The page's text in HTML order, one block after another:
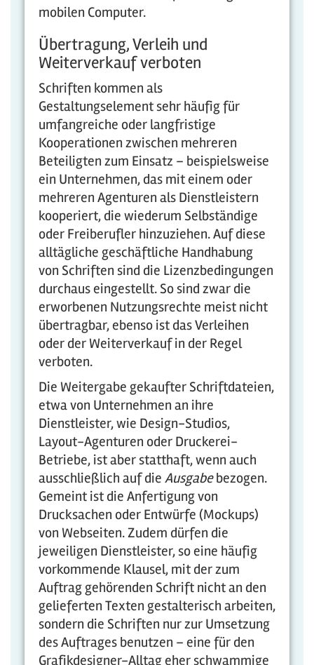
mobilen Computer.
Übertragung, Verleih und
Weiterverkauf verboten
Schriften kommen als
Gestaltungselement sehr häufig für
umfangreiche oder langfristige
Kooperationen zwischen mehreren
Beteiligten zum Einsatz – beispielsweise
ein Unternehmen, das mit einem oder
mehreren Agenturen als Dienstleistern
kooperiert, die wiederum Selbständige
oder Freiberufler hinzuziehen. Auf diese
alltägliche geschäftliche Handhabung
von Schriften sind die Lizenzbedingungen
durchaus eingestellt. So sind zwar die
erworbenen Nutzungsrechte meist nicht
übertragbar, ebenso ist das Verleihen
oder der Weiterverkauf in der Regel
verboten.
Die Weitergabe gekaufter Schriftdateien,
etwa von Unternehmen an ihre
Dienstleister, wie Design-Studios,
Layout-Agenturen oder Druckerei-
Betriebe, ist aber statthaft, wenn auch
ausschließlich auf die Ausgabebezogen.
Gemeint ist die Anfertigung von
Drucksachen oder Entwürfe (Mockups)
von Webseiten. Zudem dürfen die
jeweiligen Dienstleister, so eine häufig
vorkommende Klausel, mit der zum
Auftrag gehörenden Schrift nicht an den
gelieferten Texten gestalterisch arbeiten,
sondern die Schriften nur zur Umsetzung
des Auftrages benutzen – eine für den
Grafikdesigner-Alltag eher schwammige